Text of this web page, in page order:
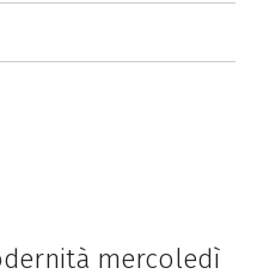
mercoledì